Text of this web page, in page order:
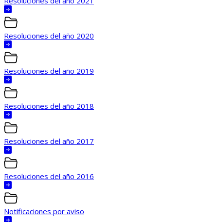
Resoluciones del año 2020
Resoluciones del año 2019
Resoluciones del año 2018
Resoluciones del año 2017
Resoluciones del año 2016
Notificaciones por aviso